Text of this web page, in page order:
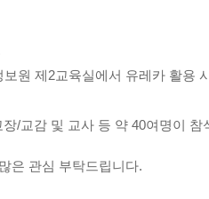
원 제2교육실에서 유레카 활용
/교감 및 교사 등 약 40여명이
은 관심 부탁드립니다.